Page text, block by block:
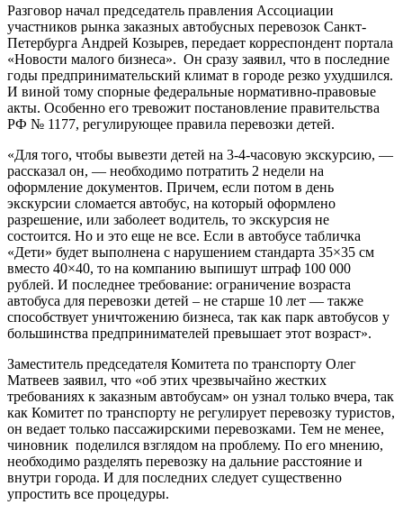
Разговор начал председатель правления Ассоциации
участников рынка заказных автобусных перевозок Санкт-
Петербурга Андрей Козырев, передает корреспондент портала
«Новости малого бизнеса». Он сразу заявил, что в последние
годы предпринимательский климат в городе резко ухудшился.
И виной тому спорные федеральные нормативно-правовые
акты. Особенно его тревожит постановление правительства
РФ № 1177, регулирующее правила перевозки детей.
«Для того, чтобы вывезти детей на 3-4-часовую экскурсию, —
рассказал он, — необходимо потратить 2 недели на
оформление документов. Причем, если потом в день
экскурсии сломается автобус, на который оформлено
разрешение, или заболеет водитель, то экскурсия не
состоится. Но и это еще не все. Если в автобусе табличка
«Дети» будет выполнена с нарушением стандарта 35×35 см
вместо 40×40, то на компанию выпишут штраф 100 000
рублей. И последнее требование: ограничение возраста
автобуса для перевозки детей – не старше 10 лет — также
способствует уничтожению бизнеса, так как парк автобусов у
большинства предпринимателей превышает этот возраст».
Заместитель председателя Комитета по транспорту Олег
Матвеев заявил, что «об этих чрезвычайно жестких
требованиях к заказным автобусам» он узнал только вчера, так
как Комитет по транспорту не регулирует перевозку туристов,
он ведает только пассажирскими перевозками. Тем не менее,
чиновник поделился взглядом на проблему. По его мнению,
необходимо разделять перевозку на дальние расстояние и
внутри города. И для последних следует существенно
упростить все процедуры.